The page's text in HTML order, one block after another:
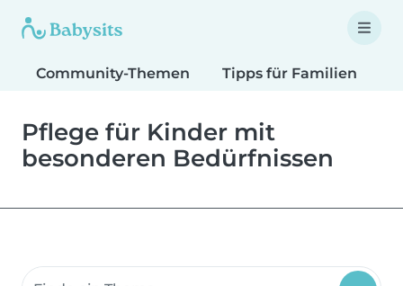
Community-Themen Tipps für Familien
Pflege für Kinder mit
besonderen Bedürfnissen
Suche Community-Themen